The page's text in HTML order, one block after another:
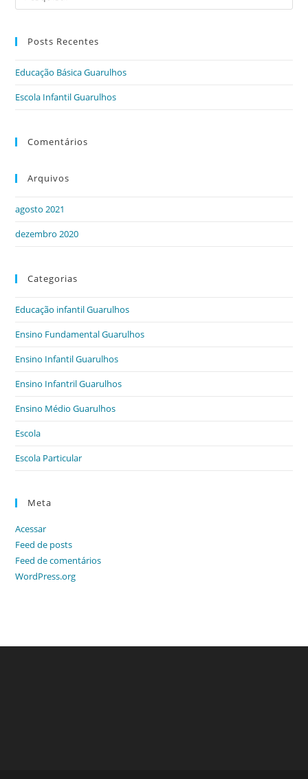
a
Posts Recentes
Educação Básica Guarulhos
Escola Infantil Guarulhos
Comentários
Arquivos
agosto 2021
dezembro 2020
Categorias
Educação infantil Guarulhos
Ensino Fundamental Guarulhos
Ensino Infantil Guarulhos
Ensino Infantril Guarulhos
Ensino Médio Guarulhos
Escola
Escola Particular
Meta
Acessar
Feed de posts
Feed de comentários
WordPress.org